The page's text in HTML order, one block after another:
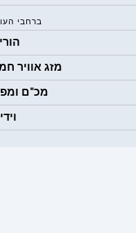
ברחבי
מזג אוויר
מכ"ם